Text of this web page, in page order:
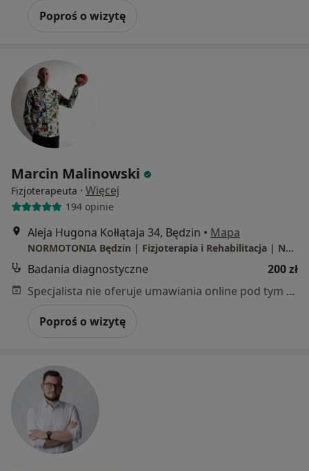
Poproś o wizytę
Marcin Malinowski
Fizjoterapeuta · Więcej
194 opinie
Aleja Hugona Kołłątaja 34, Będzin • Mapa
NORMOTONIA Będzin | Fizjoterapia i Rehabilitacja | Neurologia Funkcjonalna PDTR | Psychologia i Psychoterapia Somatyczna | Naturoterapia |
Badania diagnostyczne
200 zł
Specjalista nie oferuje umawiania online pod tym adresem.
Poproś o wizytę